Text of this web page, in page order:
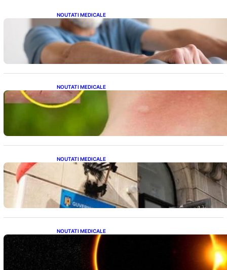
NOUTATI MEDICALE
Îmbunătățirea sănătății cardiovasculare:
Patru exerciții simple pentru reducerea
tensiunii arteriale la domiciliu
NOUTATI MEDICALE
Cum bacteriile pielii influențează atracția
țânțarilor: O nouă viziune asupra alegerii
NOUTATI MEDICALE
Investiția Ministerului Sănătății: 174 de
milioane de lei pentru modernizarea
sistemului sanitar din România
NOUTATI MEDICALE
Eclipsa de Soare din august 2026: Un
Spectacol Astronomic Pe Cerul României